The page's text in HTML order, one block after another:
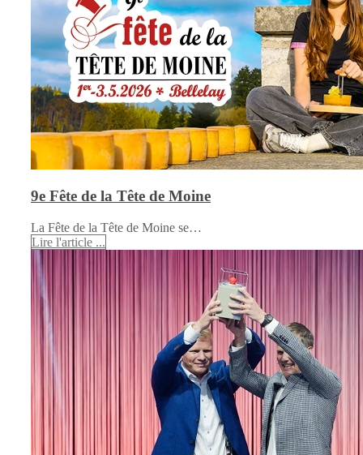
9e Fête de la Tête de Moine
La Fête de la Tête de Moine se…
Lire l'article ...